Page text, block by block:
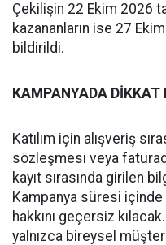
Çekilişin 22 Ekim 2026
kazananların ise 27
bildirildi.
KAMPANYADA DİKKAT
Katılım için alışveriş
sözleşmesi veya
kayıt sırasında girilen
Kampanya süresi
hakkını geçersiz
yalnızca bireysel